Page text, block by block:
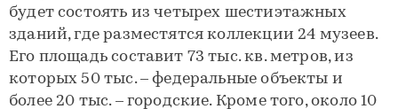
будет состоять из четырех шестиэтажных
зданий, где разместятся коллекции 24 музеев.
Его площадь составит 73 тыс. кв. метров, из
которых 50 тыс. – федеральные объекты и
более 20 тыс. – городские. Кроме того, около 10